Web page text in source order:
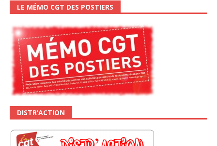
LE MÉMO CGT DES POSTIERS
DISTR’ACTION